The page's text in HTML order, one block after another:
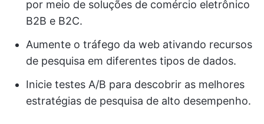
por meio de soluções de comércio eletrônico
B2B e B2C.
Aumente o tráfego da web ativando recursos
de pesquisa em diferentes tipos de dados.
Inicie testes A/B para descobrir as melhores
estratégias de pesquisa de alto desempenho.